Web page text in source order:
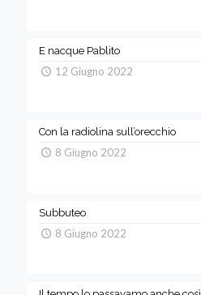
E nacque Pablito
12 Giugno 2022
Con la radiolina sull’orecchio
8 Giugno 2022
Subbuteo
8 Giugno 2022